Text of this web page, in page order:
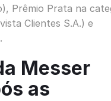
Prêmio Prata na
Clientes S.A.) e
Messer
as